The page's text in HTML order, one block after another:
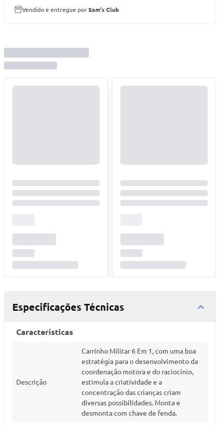
Vendido e entregue porSam's Club
Especificações Técnicas
Características
Descrição
Carrinho Militar 6 Em 1, com uma boa
estratégia para o desenvolvimento da
coordenação motora e do raciocínio,
estimula a criatividade e a
concentração das crianças criam
diversas possibilidades. Monta e
desmonta com chave de fenda.